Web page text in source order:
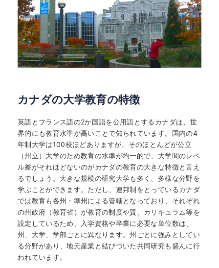
カナダの大学教育の特徴
英語とフランス語の2か国語を公用語とするカナダは、世
界的にも教育水準が高いことで知られています。国内の4
年制大学は100校ほどありますが、そのほとんどが公立
（州立）大学のため教育の水準が均一的で、大学間のレベ
ル差がそれほどないのがカナダの教育の大きな特徴と言え
るでしょう。大きな規模の研究大学も多く、多様な分野を
学ぶことができます。ただし、連邦制をとっているカナダ
では教育も各州・準州による管轄となっており、それぞれ
の州政府（教育省）が教育の制度や質、カリキュラム等を
設定しているため、入学資格や卒業に必要な単位数は、
州、大学、学部ごとに異なります。州ごとに強みとしてい
る分野があり、地元産業と結びついた共同研究も盛んに行
われています。